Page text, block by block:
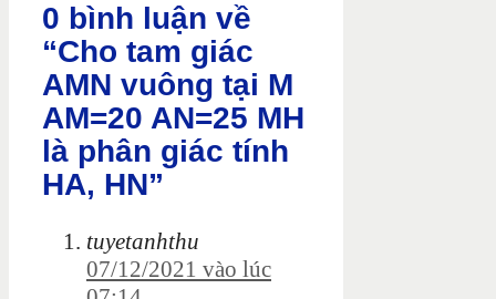
0 bình luận về
“Cho tam giác
AMN vuông tại M
AM=20 AN=25 MH
là phân giác tính
HA, HN”
tuyetanhthu
07/12/2021 vào lúc